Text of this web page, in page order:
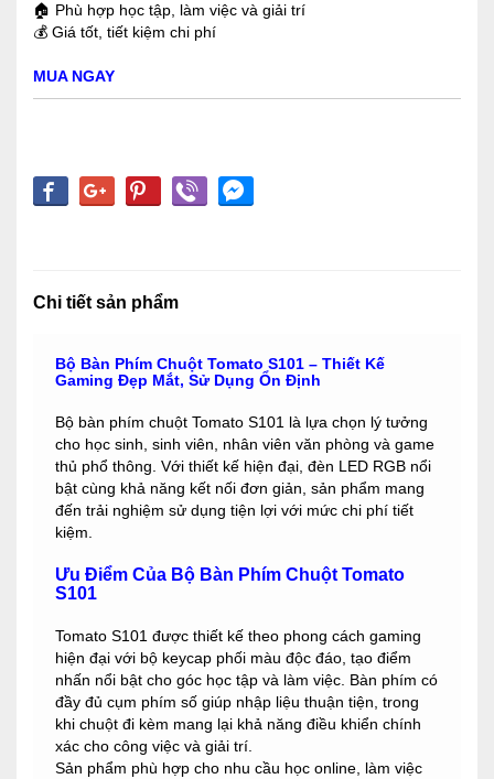
🏠 Phù hợp học tập, làm việc và giải trí
💰 Giá tốt, tiết kiệm chi phí
MUA NGAY
Chi tiết sản phẩm
Bộ Bàn Phím Chuột Tomato S101 – Thiết Kế
Gaming Đẹp Mắt, Sử Dụng Ổn Định
Bộ bàn phím chuột Tomato S101 là lựa chọn lý tưởng
cho học sinh, sinh viên, nhân viên văn phòng và game
thủ phổ thông. Với thiết kế hiện đại, đèn LED RGB nổi
bật cùng khả năng kết nối đơn giản, sản phẩm mang
đến trải nghiệm sử dụng tiện lợi với mức chi phí tiết
kiệm.
Ưu Điểm Của Bộ Bàn Phím Chuột Tomato
S101
Tomato S101 được thiết kế theo phong cách gaming
hiện đại với bộ keycap phối màu độc đáo, tạo điểm
nhấn nổi bật cho góc học tập và làm việc. Bàn phím có
đầy đủ cụm phím số giúp nhập liệu thuận tiện, trong
khi chuột đi kèm mang lại khả năng điều khiển chính
xác cho công việc và giải trí.
Sản phẩm phù hợp cho nhu cầu học online, làm việc